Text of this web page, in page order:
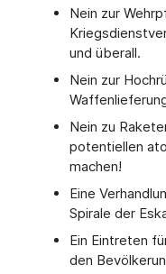
Nein zur
und überall.
Nein zur
Nein zu
potentiellen
machen!
Eine
Spirale der
Ein Eintreten
den